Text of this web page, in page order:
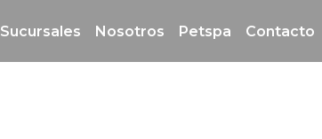
Sucursales Nosotros Petspa Contacto